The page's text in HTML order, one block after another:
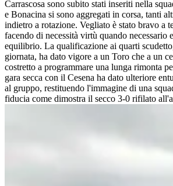
Carrascosa sono subito stati inseriti nella
e Bonacina si sono aggregati in corsa, tanti
indietro a rotazione. Vegliato è stato bravo a
facendo di necessità virtù quando necessario
equilibrio. La qualificazione ai quarti
giornata, ha dato vigore a un Toro che a un
costretto a programmare una lunga rimonta
gara secca con il Cesena ha dato ulteriore
al gruppo, restituendo l'immagine di una
fiducia come dimostra il secco 3-0 rifilato